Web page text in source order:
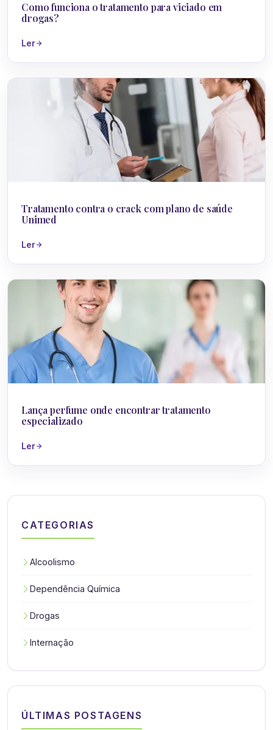
Como funciona o tratamento para viciado em
drogas?
Ler
Tratamento contra o crack com plano de saúde
Unimed
Ler
Lança perfume onde encontrar tratamento
especializado
Ler
CATEGORIAS
Alcoolismo
Dependência Química
Drogas
Internação
ÚLTIMAS POSTAGENS